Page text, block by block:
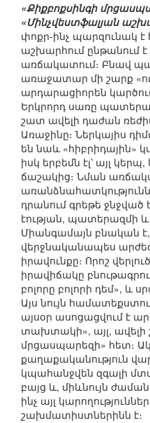
«Քիքբոքսինգի
«Մինչվեստֆալյան
փոքր-ինչ պարզունակ է
աշխարհում ընթանում
առճակատում։ Բնավ
առաջատար մի շարք
արդարացիորեն
Երկրորդ սառը
շատ ավելի դաժան
Առաջինը։ Ներկայիս
են նաև «հիբրիդային»
իսկ երբեմն էլ՝ այլ
ճաշակից։ Նման
դրանում գրեթե ջնջված
էության, պատերազմի
Միանգամայն բնական
վերջնականապես
իրավունքը։ Որոշ
իրավիճակը
բոլորը բոլորի դեմ», և
Այս նույն
այսօր ասոցացվում է
տախտակի», այլ, ավելի
մրցասպարեզի» հետ։
քաղաքականություն
կպահանջվեն զգալի
բայց և, միևնույն
ինչ այլ
շախմատիստներինն է։